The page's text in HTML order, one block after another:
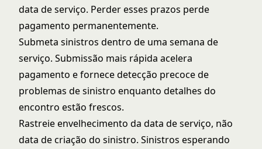
data de serviço. Perder esses prazos perde
pagamento permanentemente.
Submeta sinistros dentro de uma semana de
serviço. Submissão mais rápida acelera
pagamento e fornece detecção precoce de
problemas de sinistro enquanto detalhes do
encontro estão frescos.
Rastreie envelhecimento da data de serviço, não
data de criação do sinistro. Sinistros esperando